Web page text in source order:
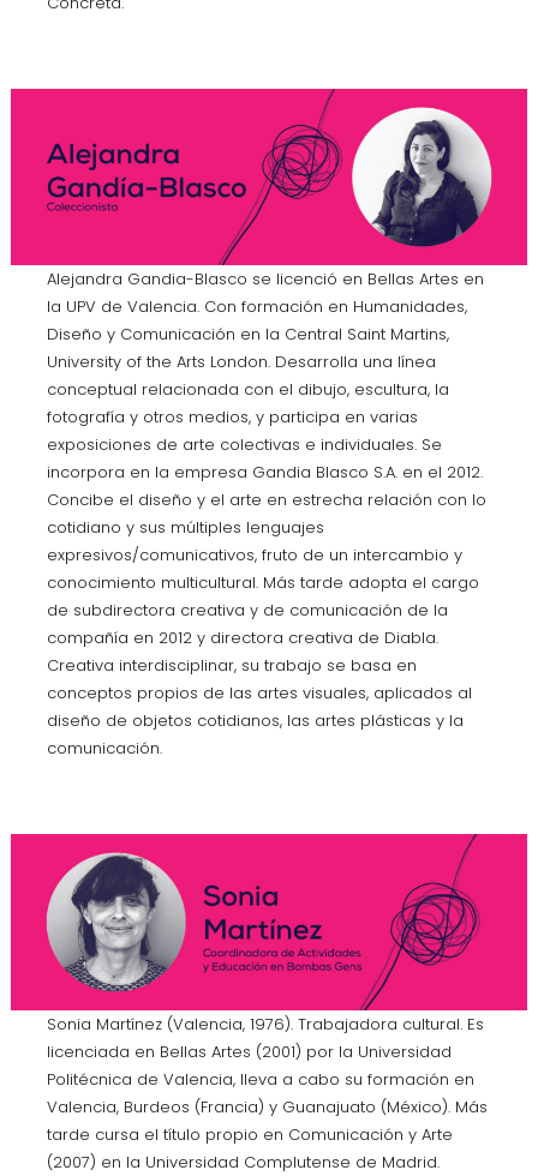
Alejandra Gandia-Blasco se licenció en Bellas Artes en
la UPV de Valencia. Con formación en Humanidades,
Diseño y Comunicación en la Central Saint Martins,
University of the Arts London. Desarrolla una línea
conceptual relacionada con el dibujo, escultura, la
fotografía y otros medios, y participa en varias
exposiciones de arte colectivas e individuales. Se
incorpora en la empresa Gandia Blasco S.A. en el 2012.
Concibe el diseño y el arte en estrecha relación con lo
cotidiano y sus múltiples lenguajes
expresivos/comunicativos, fruto de un intercambio y
conocimiento multicultural. Más tarde adopta el cargo
de subdirectora creativa y de comunicación de la
compañía en 2012 y directora creativa de Diabla.
Creativa interdisciplinar, su trabajo se basa en
conceptos propios de las artes visuales, aplicados al
diseño de objetos cotidianos, las artes plásticas y la
comunicación.
Sonia Martínez (Valencia, 1976). Trabajadora cultural. Es
licenciada en Bellas Artes (2001) por la Universidad
Politécnica de Valencia, lleva a cabo su formación en
Valencia, Burdeos (Francia) y Guanajuato (México). Más
tarde cursa el título propio en Comunicación y Arte
(2007) en la Universidad Complutense de Madrid.